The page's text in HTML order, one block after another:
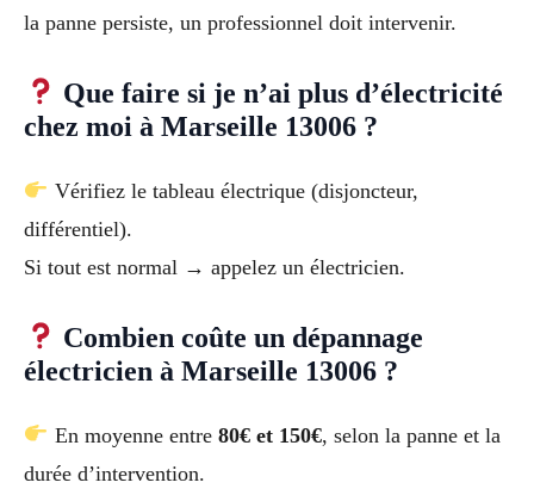
la panne persiste, un professionnel doit intervenir.
Que faire si je n’ai plus d’électricité
chez moi à Marseille 13006 ?
Vérifiez le tableau électrique (disjoncteur,
différentiel).
Si tout est normal → appelez un électricien.
Combien coûte un dépannage
électricien à Marseille 13006 ?
En moyenne entre 80€ et 150€, selon la panne et la
durée d’intervention.